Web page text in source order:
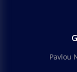
Pavlou